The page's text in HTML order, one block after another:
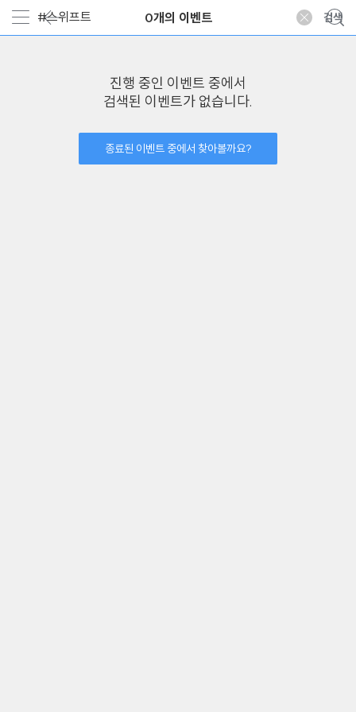
0개의 이벤트
진행 중인 이벤트 중에서
검색된 이벤트가 없습니다.
종료된 이벤트 중에서 찾아볼까요?